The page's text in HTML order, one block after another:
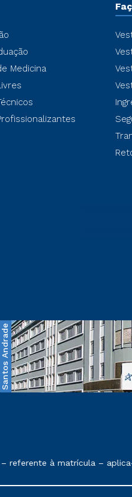
Medicina
Santos Andrade
no contrato de prestação
à matrícula –